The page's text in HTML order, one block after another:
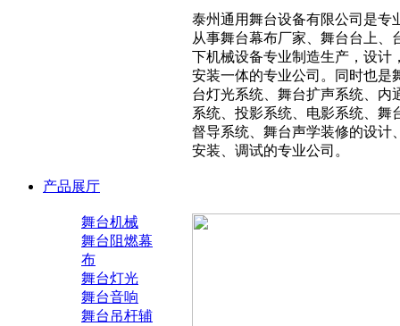
泰州通用舞台设备有限公司是专
从事舞台幕布厂家、舞台台上、
下机械设备专业制造生产，设计，
安装一体的专业公司。同时也是
台灯光系统、舞台扩声系统、内
系统、投影系统、电影系统、舞
督导系统、舞台声学装修的设计、
安装、调试的专业公司。
产品展厅
舞台机械
舞台阻燃幕
布
舞台灯光
舞台音响
舞台吊杆辅